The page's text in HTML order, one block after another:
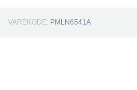
VAREKODE: PMLN6541A